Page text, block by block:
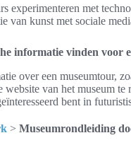
experimenteren met
van kunst met sociale
informatie vinden voor
over een museumtour,
website van het museum
bent in
> Museumrondleiding